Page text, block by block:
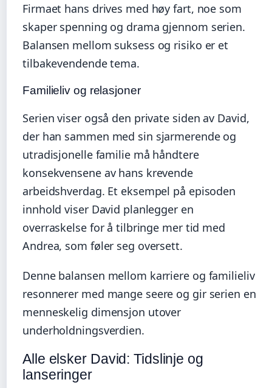
Firmaet hans drives med høy fart, noe som
skaper spenning og drama gjennom serien.
Balansen mellom suksess og risiko er et
tilbakevendende tema.
Familieliv og relasjoner
Serien viser også den private siden av David,
der han sammen med sin sjarmerende og
utradisjonelle familie må håndtere
konsekvensene av hans krevende
arbeidshverdag. Et eksempel på episoden
innhold viser David planlegger en
overraskelse for å tilbringe mer tid med
Andrea, som føler seg oversett.
Denne balansen mellom karriere og familieliv
resonnerer med mange seere og gir serien en
menneskelig dimensjon utover
underholdningsverdien.
Alle elsker David: Tidslinje og
lanseringer